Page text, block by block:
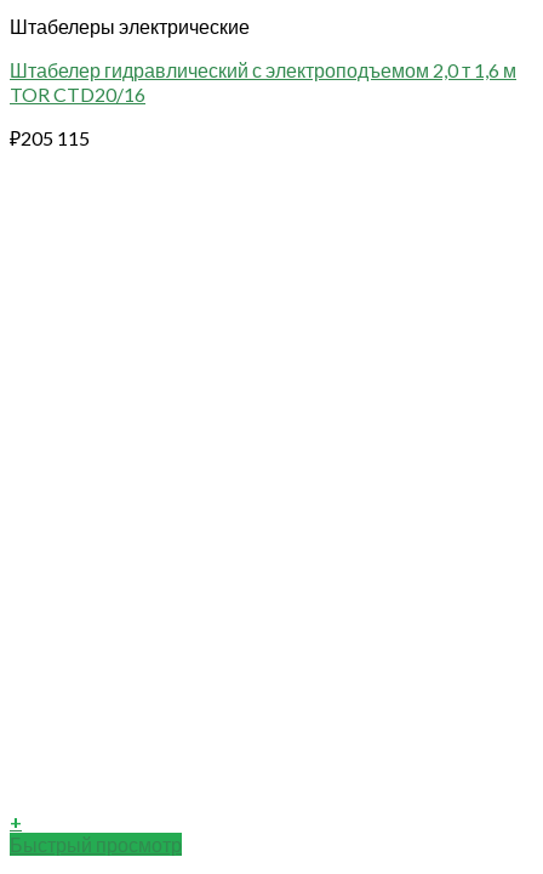
Штабелеры электрические
Штабелер гидравлический с электроподъемом 2,0 т 1,6 м
TOR CTD20/16
₽205 115
+
Быстрый просмотр